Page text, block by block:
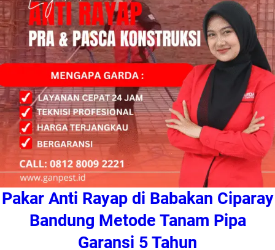
Pakar Anti Rayap di Babakan Ciparay
Bandung Metode Tanam Pipa
Garansi 5 Tahun